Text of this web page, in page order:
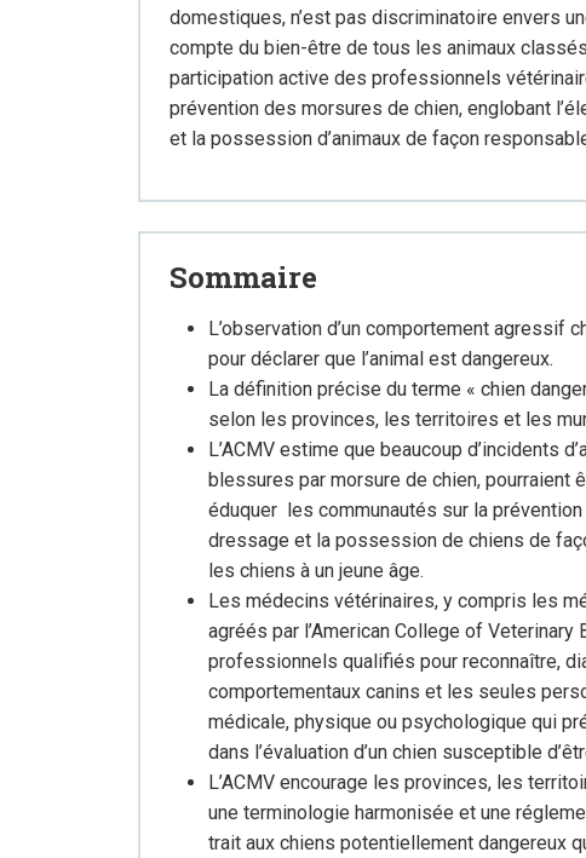
domestiques, n’est pas discriminatoire envers
compte du bien-être de tous les animaux
participation active des professionnels
prévention des morsures de chien, englobant
et la possession d’animaux de façon
Sommaire
L’observation d’un comportement agressif
pour déclarer que l’animal est dangereux.
La définition précise du terme « chien
selon les provinces, les territoires et les
L’ACMV estime que beaucoup d’incidents
blessures par morsure de chien,
éduquer les communautés sur la
dressage et la possession de chiens de
les chiens à un jeune âge.
Les médecins vétérinaires, y compris les
agréés par l’American College of
professionnels qualifiés pour reconnaître,
comportementaux canins et les seules
médicale, physique ou psychologique qui
dans l’évaluation d’un chien susceptible
L’ACMV encourage les provinces, les
une terminologie harmonisée et une
trait aux chiens potentiellement dangereux